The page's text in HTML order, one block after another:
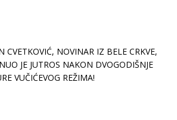
CVETKOVIĆ, NOVINAR IZ BELE CRKVE,
JE JUTROS NAKON DVOGODIŠNJE
VUČIĆEVOG REŽIMA!